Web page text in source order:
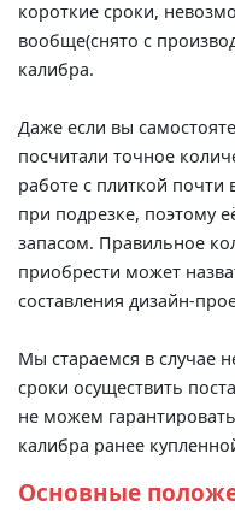
короткие сроки,
вообще(снято с
калибра.
Даже если вы
посчитали точное
работе с плиткой почти
при подрезке, поэтому
запасом. Правильное
приобрести может
составления дизайн-
Мы стараемся в случае
сроки осуществить
не можем
калибра ранее
Основные